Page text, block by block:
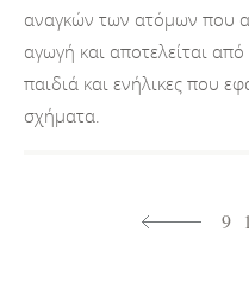
αναγκών των ατόμων που
αγωγή και αποτελείται
παιδιά και ενήλικες που
σχήματα.
9